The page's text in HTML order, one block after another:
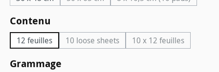
(Cette option n'est pas disponible pour le
(Cette option n'est
Sélectionnez
Contenu
12 feuilles 10 loose sheets(Cette option n'est pas disponible pour
10 x 12 feuilles
(Cette option
Sélectionnez
Grammage